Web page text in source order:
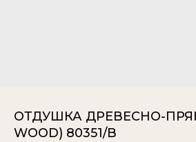
ОТДУШКА ДРЕВЕСНО-
WOOD) 80351/B